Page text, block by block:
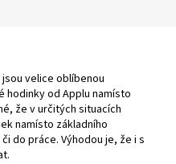
velice oblíbenou
hodinky od Applu namísto
že v určitých situacích
namísto základního
do práce. Výhodou je, že i s